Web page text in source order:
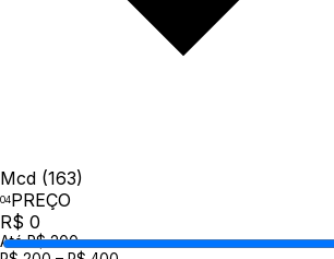
Mcd (163)
PREÇO
R$ 0
Até R$ 200